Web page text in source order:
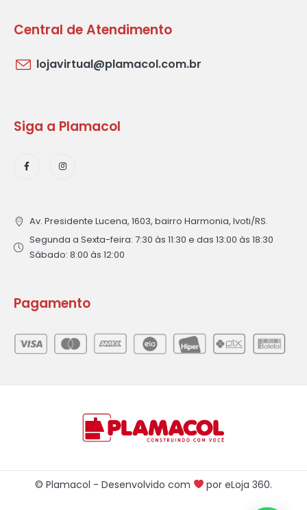
Central de Atendimento
lojavirtual@plamacol.com.br
Siga a Plamacol
Av. Presidente Lucena, 1603, bairro Harmonia, Ivoti/RS.
Segunda a Sexta-feira: 7:30 às 11:30 e das 13:00 às 18:30
Sábado: 8:00 às 12:00
Pagamento
© Plamacol - Desenvolvido com poreLoja 360.